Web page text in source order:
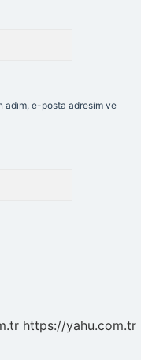
adım, e-posta adresim ve
https://yahu.com.tr